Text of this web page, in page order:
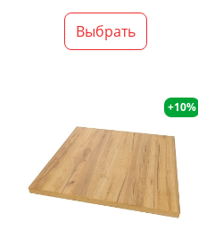
Выбрать
+10%